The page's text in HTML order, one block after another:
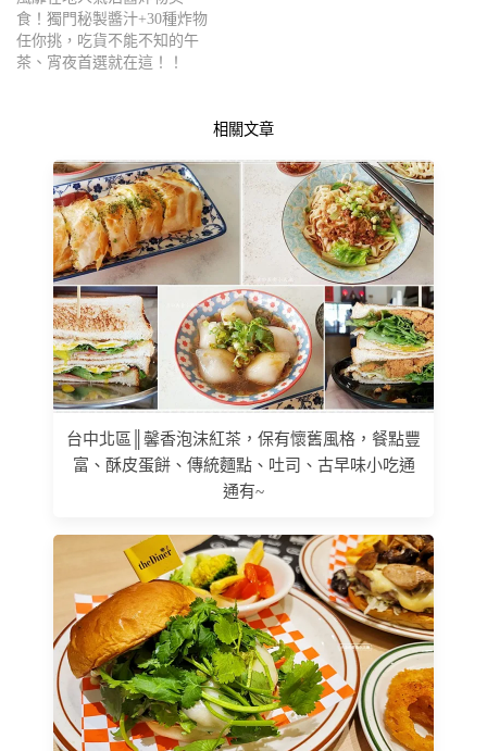
食！獨門秘製醬汁+30種炸物
任你挑，吃貨不能不知的午
茶、宵夜首選就在這！！
相關文章
台中北區║馨香泡沫紅茶，保有懷舊風格，餐點豐
富、酥皮蛋餅、傳統麵點、吐司、古早味小吃通
通有~